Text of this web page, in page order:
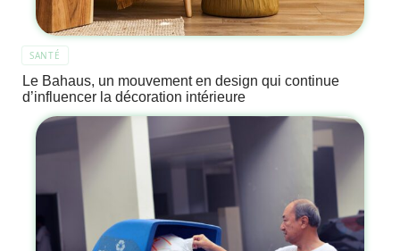
SANTÉ
Le Bahaus, un mouvement en design qui continue
d’influencer la décoration intérieure